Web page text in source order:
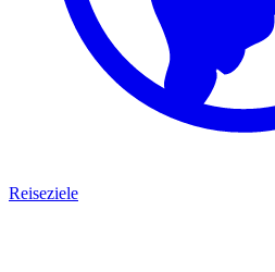
Reiseziele